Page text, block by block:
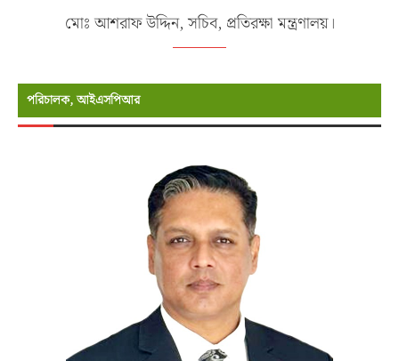
মোঃ আশরাফ উদ্দিন, সচিব, প্রতিরক্ষা মন্ত্রণালয়।
পরিচালক, আইএসপিআর